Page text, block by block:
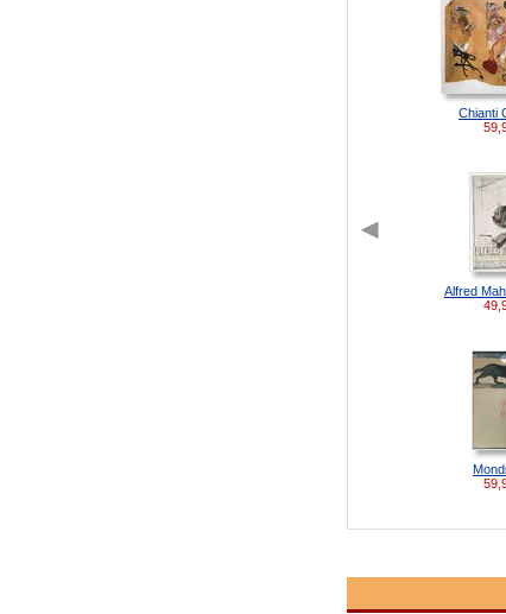
Chianti
Alfred